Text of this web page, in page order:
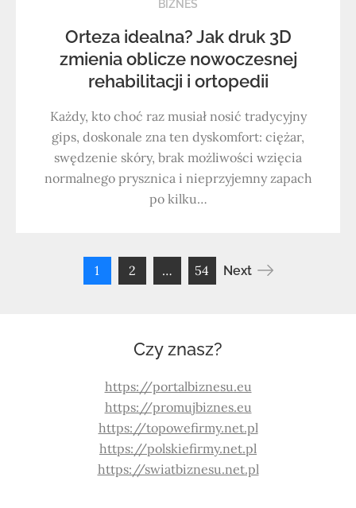
BIZNES
Orteza idealna? Jak druk 3D
zmienia oblicze nowoczesnej
rehabilitacji i ortopedii
Każdy, kto choć raz musiał nosić tradycyjny
gips, doskonale zna ten dyskomfort: ciężar,
swędzenie skóry, brak możliwości wzięcia
normalnego prysznica i nieprzyjemny zapach
po kilku…
Stronicowanie
1 2 … 54 Next
Czy znasz?
https://portalbiznesu.eu
https://promujbiznes.eu
https://topowefirmy.net.pl
https://polskiefirmy.net.pl
https://swiatbiznesu.net.pl